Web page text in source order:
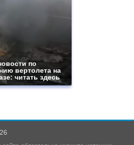
по
вертолета на
читать здесь